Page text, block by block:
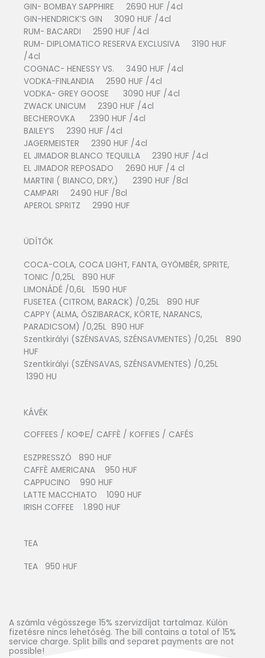
GIN- BOMBAY SAPPHIRE 2690 HUF /4cl
GIN-HENDRICK’S GIN 3090 HUF /4cl
RUM- BACARDI 2590 HUF /4cl
RUM- DIPLOMATICO RESERVA EXCLUSIVA 3190 HUF
/4cl
COGNAC- HENESSY VS. 3490 HUF /4cl
VODKA-FINLANDIA 2590 HUF /4cl
VODKA- GREY GOOSE 3090 HUF /4cl
ZWACK UNICUM 2390 HUF /4cl
BECHEROVKA 2390 HUF /4cl
BAILEY’S 2390 HUF /4cl
JAGERMEISTER 2390 HUF /4cl
EL JIMADOR BLANCO TEQUILLA 2390 HUF /4cl
EL JIMADOR REPOSADO 2690 HUF /4 cl
MARTINI ( BIANCO, DRY,) 2390 HUF /8cl
CAMPARI 2490 HUF /8cl
APEROL SPRITZ 2990 HUF
ÜDÍTŐK
COCA-COLA, COCA LIGHT, FANTA, GYÖMBÉR, SPRITE,
TONIC /0,25L 890 HUF
LIMONÁDÉ /0,6L 1590 HUF
FUSETEA (CITROM, BARACK) /0,25L 890 HUF
CAPPY (ALMA, ŐSZIBARACK, KÖRTE, NARANCS,
PARADICSOM) /0,25L 890 HUF
Szentkirályi (SZÉNSAVAS, SZÉNSAVMENTES) /0,25L 890
HUF
Szentkirályi (SZÉNSAVAS, SZÉNSAVMENTES) /0,25L
1390 HU
KÁVÉK
COFFEES / КОФЕ/ CAFFÈ / KOFFIES / CAFÉS
ESZPRESSZÓ 890 HUF
CAFFÈ AMERICANA 950 HUF
CAPPUCINO 990 HUF
LATTE MACCHIATO 1090 HUF
IRISH COFFEE 1.890 HUF
TEA
TEA 950 HUF
A számla végösszege 15% szervizdíjat tartalmaz. Külön
fizetésre nincs lehetőség. The bill contains a total of 15%
service charge. Split bills and separet payments are not
possible!